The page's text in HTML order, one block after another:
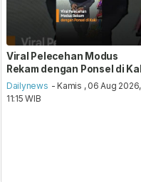
Viral Pelecehan Modus
Rekam dengan Ponsel di
Dailynews - Kamis , 06 Aug 2026,
11:15 WIB